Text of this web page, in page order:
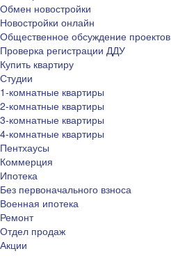
Обмен новостройки
Новостройки онлайн
Общественное обсуждение проектов
Проверка регистрации ДДУ
Купить квартиру
Студии
1-комнатные квартиры
2-комнатные квартиры
3-комнатные квартиры
4-комнатные квартиры
Пентхаусы
Коммерция
Ипотека
Без первоначального взноса
Военная ипотека
Ремонт
Отдел продаж
Акции